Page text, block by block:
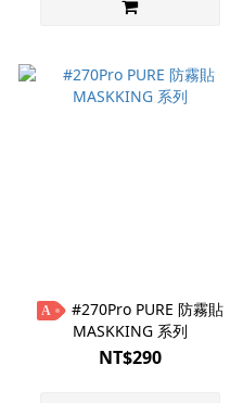
A
MASKKING 系列
NT$290